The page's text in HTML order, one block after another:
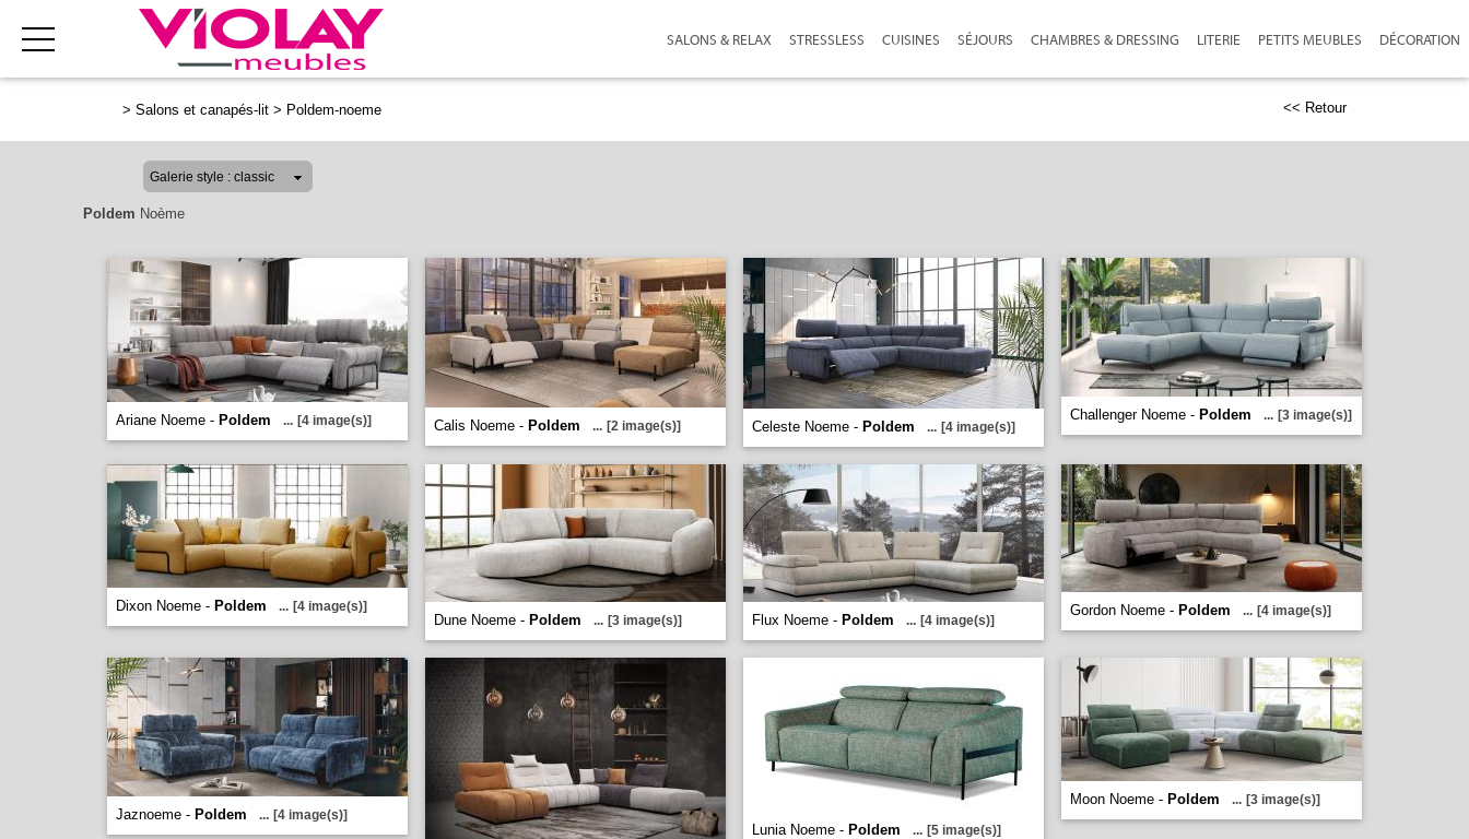
SALONS & RELAX STRESSLESS CUISINES SÉJOURS CHAMBRES & DRESSING LITERIE PETITS MEUBLES DÉCORATION
> Salons et canapés-lit > Poldem-noeme << Retour
Poldem Noème
Ariane Noeme - Poldem ... [4 image(s)] Calis Noeme - Poldem ... [2 image(s)] Celeste Noeme - Poldem ... [4 image(s)]
Challenger Noeme - Poldem ... [3 image(s)]
Dixon Noeme - Poldem ... [4 image(s)]
Dune Noeme - Poldem ... [3 image(s)] Flux Noeme - Poldem ... [4 image(s)]
Gordon Noeme - Poldem ... [4 image(s)]
Jaznoeme - Poldem ... [4 image(s)]
Lunia Noeme - Poldem ... [5 image(s)]
Moon Noeme - Poldem ... [3 image(s)]